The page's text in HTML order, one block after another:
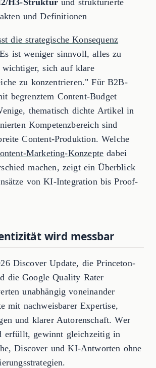
H3-Struktur und strukturierte
und Definitionen
die strategische Konsequenz
ist weniger sinnvoll, alles zu
wichtiger, sich auf klare
zu konzentrieren." Für B2B-
begrenztem Content-Budget
thematisch dichte Artikel in
Kompetenzbereich sind
Content-Produktion. Welche
Marketing-Konzepte dabei
machen, zeigt ein Überblick
von KI-Integration bis Proof-
wird messbar
Discover Update, die Princeton-
die Google Quality Rater
unabhängig voneinander
mit nachweisbarer Expertise,
und klarer Autorenschaft. Wer
erfüllt, gewinnt gleichzeitig in
Discover und KI-Antworten ohne